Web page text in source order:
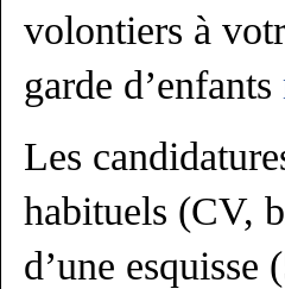
volontiers à
garde d’enfants
Les
habituels (CV,
d’une